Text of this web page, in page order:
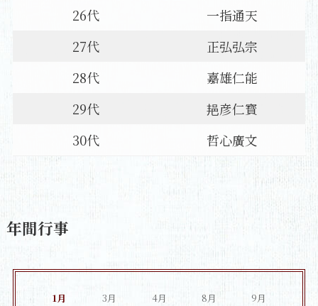
26代
一指通天
27代
正弘弘宗
28代
嘉雄仁能
29代
邫彦仁寳
30代
哲心廣文
年間行事
1月 3月 4月 8月 9月